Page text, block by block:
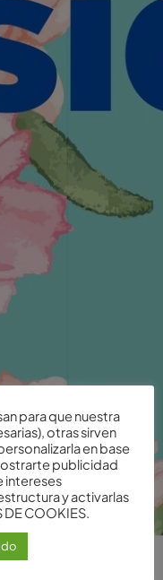
para que nuestra
otras sirven
en base
publicidad
intereses
y activarlas
COOKIES.